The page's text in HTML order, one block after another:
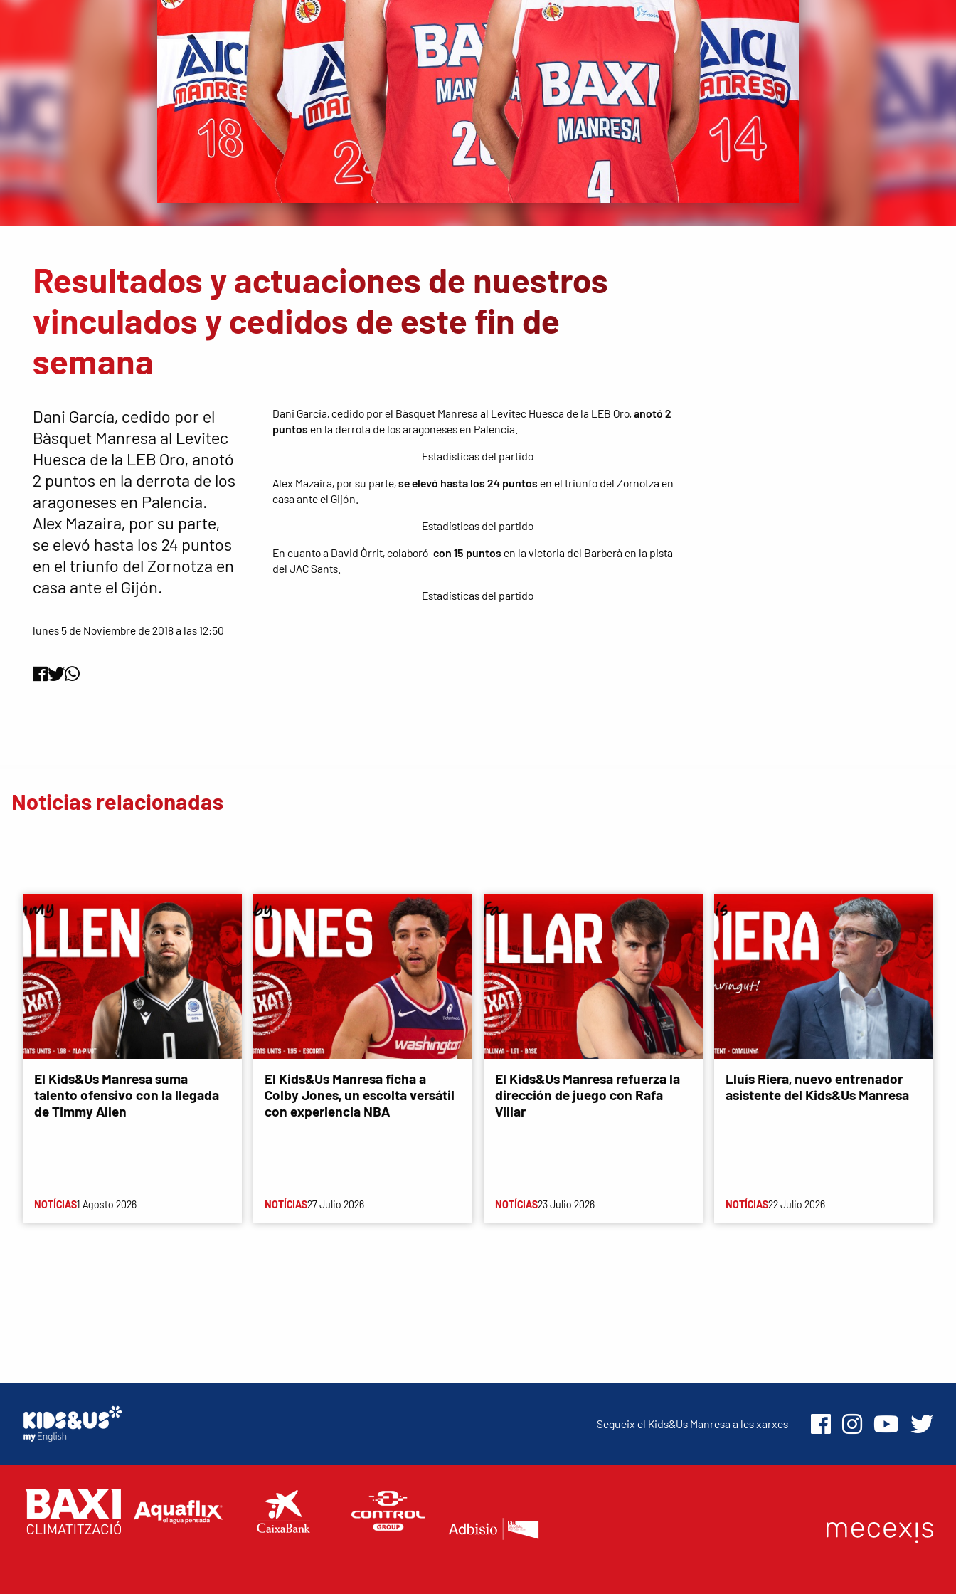
Resultados y actuaciones de nuestros
vinculados y cedidos de este fin de
semana
Dani García, cedido por el
Bàsquet Manresa al Levitec
Huesca de la LEB Oro, anotó
2 puntos en la derrota de los
aragoneses en Palencia.
Alex Mazaira, por su parte,
se elevó hasta los 24 puntos
en el triunfo del Zornotza en
casa ante el Gijón.
lunes 5 de Noviembre de 2018 a las 12:50
Dani Garcia, cedido por el Bàsquet Manresa al Levitec Huesca de la LEB Oro,anotó 2
puntos en la derrota de los aragoneses en Palencia.
Estadísticas del partido
Alex Mazaira, por su parte,se elevó hasta los 24 puntos en el triunfo del Zornotza en
casa ante el Gijón.
Estadísticas del partido
En cuanto a David Òrrit, colaboró ​​ con 15 puntos en la victoria del Barberà en la pista
del JAC Sants.
Estadísticas del partido
Noticias relacionadas
El Kids&Us Manresa suma
talento ofensivo con la llegada
de Timmy Allen
NOTÍCIAS1 Agosto 2026
El Kids&Us Manresa ficha a
Colby Jones, un escolta versátil
con experiencia NBA
NOTÍCIAS27 Julio 2026
El Kids&Us Manresa refuerza la
dirección de juego con Rafa
Villar
NOTÍCIAS23 Julio 2026
Lluís Riera, nuevo entrenador
asistente del Kids&Us Manresa
NOTÍCIAS22 Julio 2026
Segueix el Kids&Us Manresa a les xarxes